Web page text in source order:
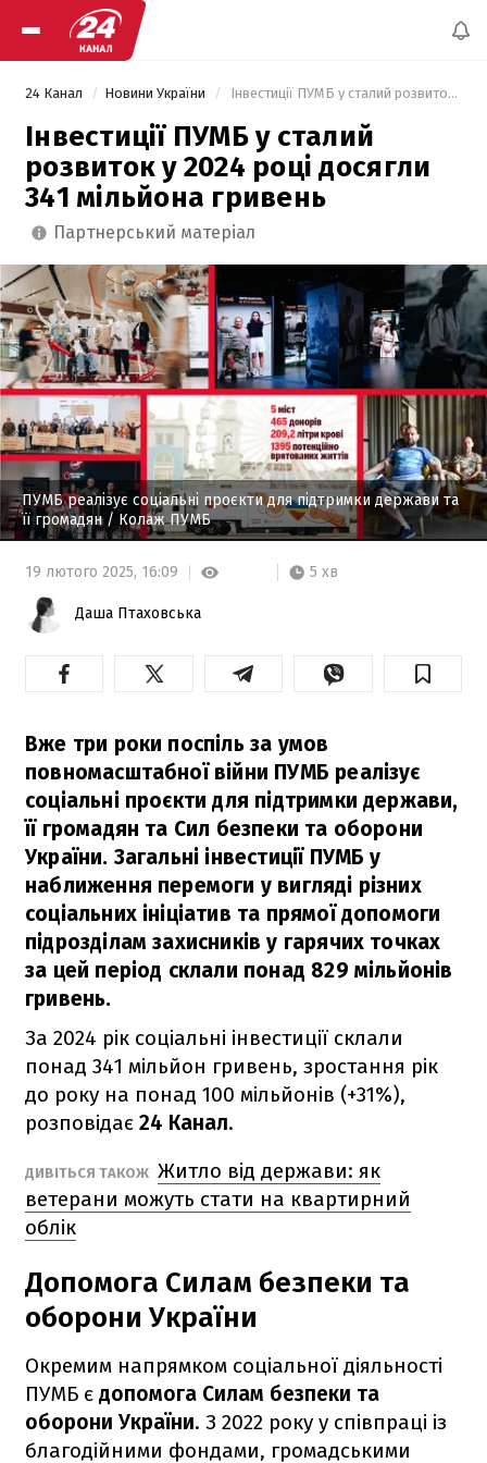
24 Канал Новини України Інвестиції ПУМБ у сталий розвиток у 2024 році досягли 341 мільйона гривень
Інвестиції ПУМБ у сталий
розвиток у 2024 році досягли
341 мільйона гривень
партнерський матеріал
ПУМБ реалізує соціальні проєкти для підтримки держави та
її громадян/ Колаж ПУМБ
19 лютого 2025, 16:09 5 хв
Даша Птаховська
Вже три роки поспіль за умов
повномасштабної війни ПУМБ реалізує
соціальні проєкти для підтримки держави,
її громадян та Сил безпеки та оборони
України. Загальні інвестиції ПУМБ у
наближення перемоги у вигляді різних
соціальних ініціатив та прямої допомоги
підрозділам захисників у гарячих точках
за цей період склали понад 829 мільйонів
гривень.
За 2024 рік соціальні інвестиції склали
понад 341 мільйон гривень, зростання рік
до року на понад 100 мільйонів (+31%),
розповідає 24 Канал.
ДИВІТЬСЯ ТАКОЖ Житло від держави: як
ветерани можуть стати на квартирний
облік
Допомога Силам безпеки та
оборони України
Окремим напрямком соціальної діяльності
ПУМБ є допомога Силам безпеки та
оборони України. З 2022 року у співпраці із
благодійними фондами, громадськими